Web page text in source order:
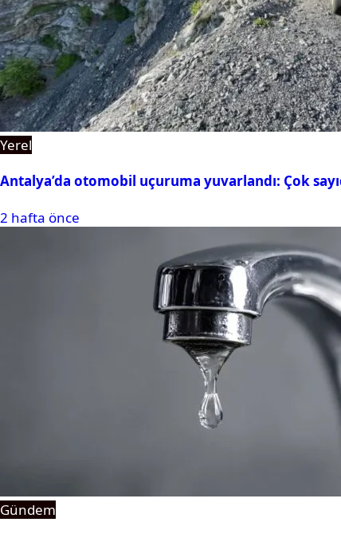
Yerel
Antalya’da otomobil uçuruma yuvarlandı: Çok
2 hafta önce
Gündem